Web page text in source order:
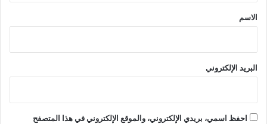
*
الاسم
البريد الإلكتروني
احفظ اسمي، بريدي الإلكتروني، والموقع الإلكتروني في هذا المتصفح